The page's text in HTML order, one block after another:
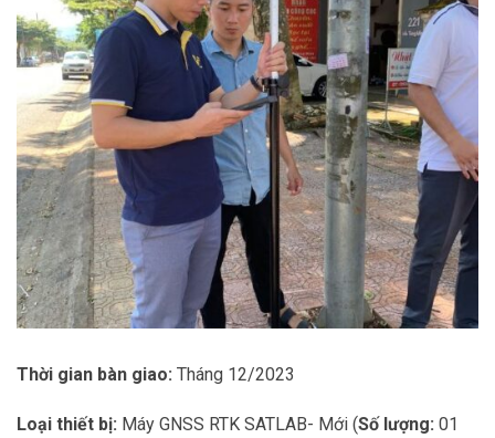
Thời gian bàn giao: Tháng 12/2023
Loại thiết bị: Máy GNSS RTK SATLAB- Mới (Số lượng: 01